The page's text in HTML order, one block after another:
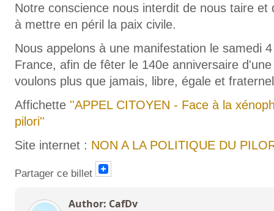
Notre conscience nous interdit de nous taire
à mettre en péril la paix civile.
Nous appelons à une manifestation le samedi
France, afin de fêter le 140e anniversaire
voulons plus que jamais, libre, égale et
Affichette ''APPEL CITOYEN - Face à la
pilori''
Site internet : NON A LA POLITIQUE DU
Partager ce billet
Author: CafDv